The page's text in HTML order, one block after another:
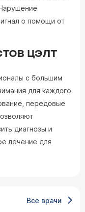
о помощи от
ЦЭЛТ
с большим
для каждого
передовые
диагнозы и
лечение для
Все врачи